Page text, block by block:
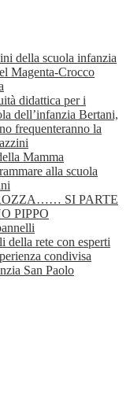
della scuola infanzia
Magenta-Crocco
didattica per i
dell’infanzia Bertani,
frequenteranno la
Mamma
alla scuola
SI PARTE
PIPPO
della rete con esperti
condivisa
San Paolo